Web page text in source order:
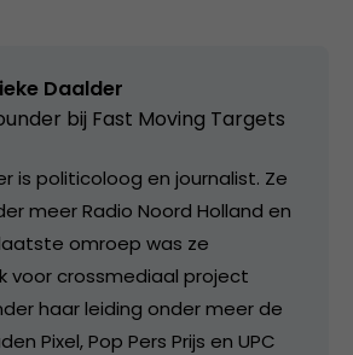
Daalder
bij Fast Moving Targets
is politicoloog en journalist. Ze
meer Radio Noord Holland en
laatste omroep was ze
voor crossmediaal project
haar leiding onder meer de
Pixel, Pop Pers Prijs en UPC